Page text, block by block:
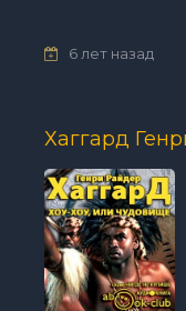
6 лет назад